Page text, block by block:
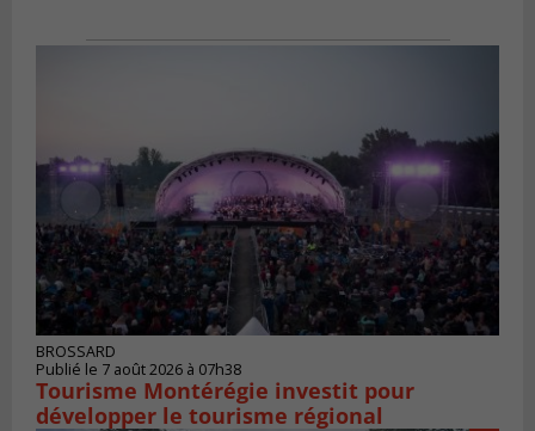
BROSSARD
Publié le 7 août 2026 à 07h38
Tourisme Montérégie investit pour
développer le tourisme régional